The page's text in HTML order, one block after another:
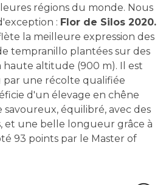
régions du monde. Nous
: Flor de Silos 2020.
la meilleure expression des
tempranillo plantées sur des
haute altitude (900 m). Il est
une récolte qualifiée
d'un élevage en chêne
savoureux, équilibré, avec des
et une belle longueur grâce à
93 points par le Master of